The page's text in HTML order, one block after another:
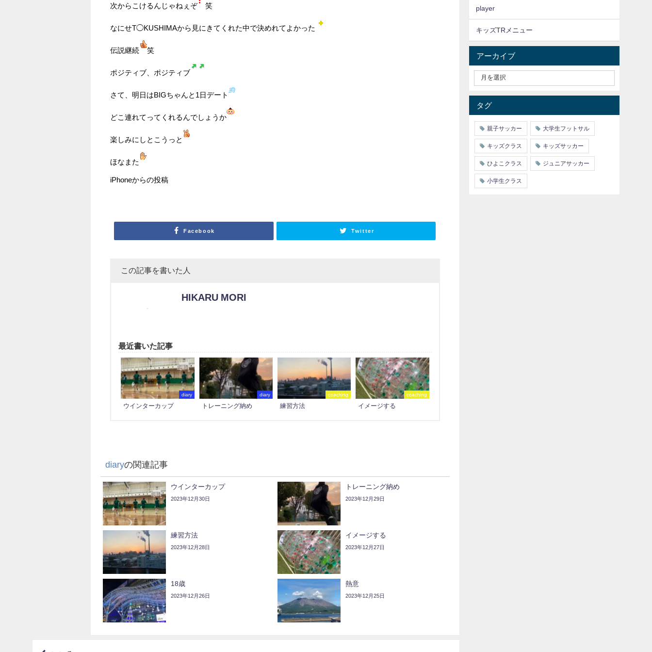
次からこけるんじゃねぇぞ 笑
なにせT◯KUSHIMAから見にきてくれた中で決めれてよかった
伝説継続 笑
ポジティブ、ポジティブ
さて、明日はBIGちゃんと1日デート
どこ連れてってくれるんでしょうか
楽しみにしとこうっと
ほなまた
iPhoneからの投稿
Facebook Twitter
この記事を書いた人
HIKARU MORI
最近書いた記事
diary
ウインターカップ
diary
トレーニング納め
coaching
練習方法
coaching
イメージする
diaryの関連記事
ウインターカップ
2023年12月30日
トレーニング納め
2023年12月29日
練習方法
2023年12月28日
イメージする
2023年12月27日
18歳
2023年12月26日
熱意
2023年12月25日
player
キッズTRメニュー
アーカイブ
タグ
親子サッカー 大学生フットサル
キッズクラス キッズサッカー
ひよこクラス ジュニアサッカー
小学生クラス